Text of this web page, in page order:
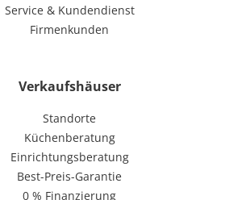
Service & Kundendienst
Firmenkunden
Verkaufshäuser
Standorte
Küchenberatung
Einrichtungsberatung
Best-Preis-Garantie
0 % Finanzierung